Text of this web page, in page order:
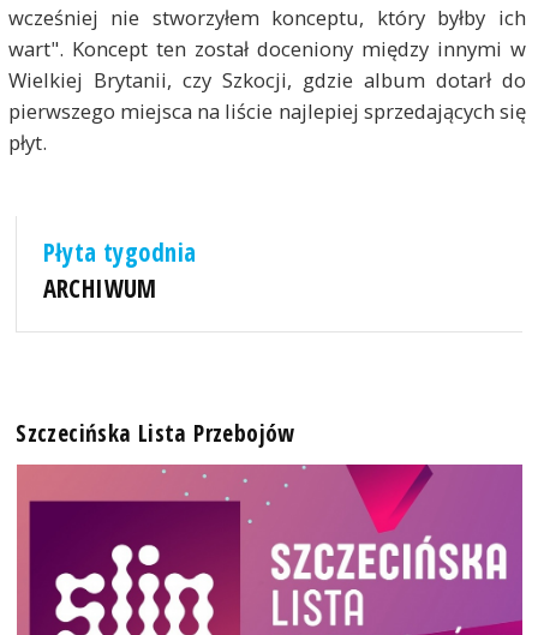
wcześniej nie stworzyłem konceptu, który byłby ich
wart". Koncept ten został doceniony między innymi w
Wielkiej Brytanii, czy Szkocji, gdzie album dotarł do
pierwszego miejsca na liście najlepiej sprzedających się
płyt.
Płyta tygodnia
ARCHIWUM
Szczecińska Lista Przebojów